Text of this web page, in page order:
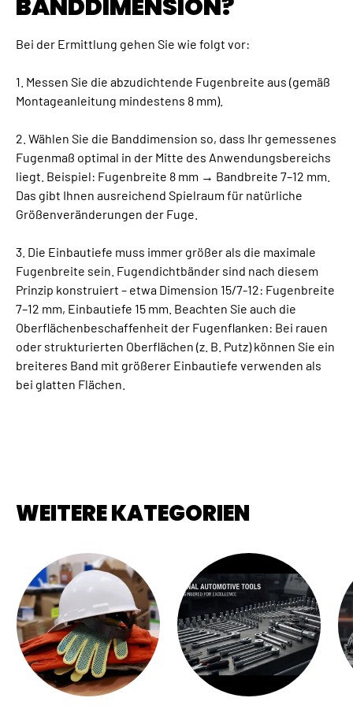
BANDDIMENSION?
Bei der Ermittlung gehen Sie wie folgt vor:
1. Messen Sie die abzudichtende Fugenbreite aus (gemäß
Montageanleitung mindestens 8 mm).
2. Wählen Sie die Banddimension so, dass Ihr gemessenes
Fugenmaß optimal in der Mitte des Anwendungsbereichs
liegt. Beispiel: Fugenbreite 8 mm → Bandbreite 7–12 mm.
Das gibt Ihnen ausreichend Spielraum für natürliche
Größenveränderungen der Fuge.
3. Die Einbautiefe muss immer größer als die maximale
Fugenbreite sein. Fugendichtbänder sind nach diesem
Prinzip konstruiert – etwa Dimension 15/7-12: Fugenbreite
7–12 mm, Einbautiefe 15 mm. Beachten Sie auch die
Oberflächenbeschaffenheit der Fugenflanken: Bei rauen
oder strukturierten Oberflächen (z. B. Putz) können Sie ein
breiteres Band mit größerer Einbautiefe verwenden als
bei glatten Flächen.
WEITERE KATEGORIEN